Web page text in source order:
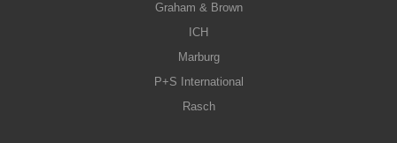
Graham & Brown
ICH
Marburg
P+S International
Rasch